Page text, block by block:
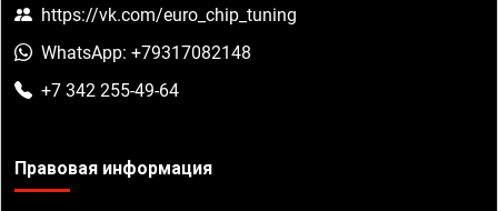
https://vk.com/euro_chip_tuning
WhatsApp: +79317082148
+7 342 255-49-64
Правовая информация